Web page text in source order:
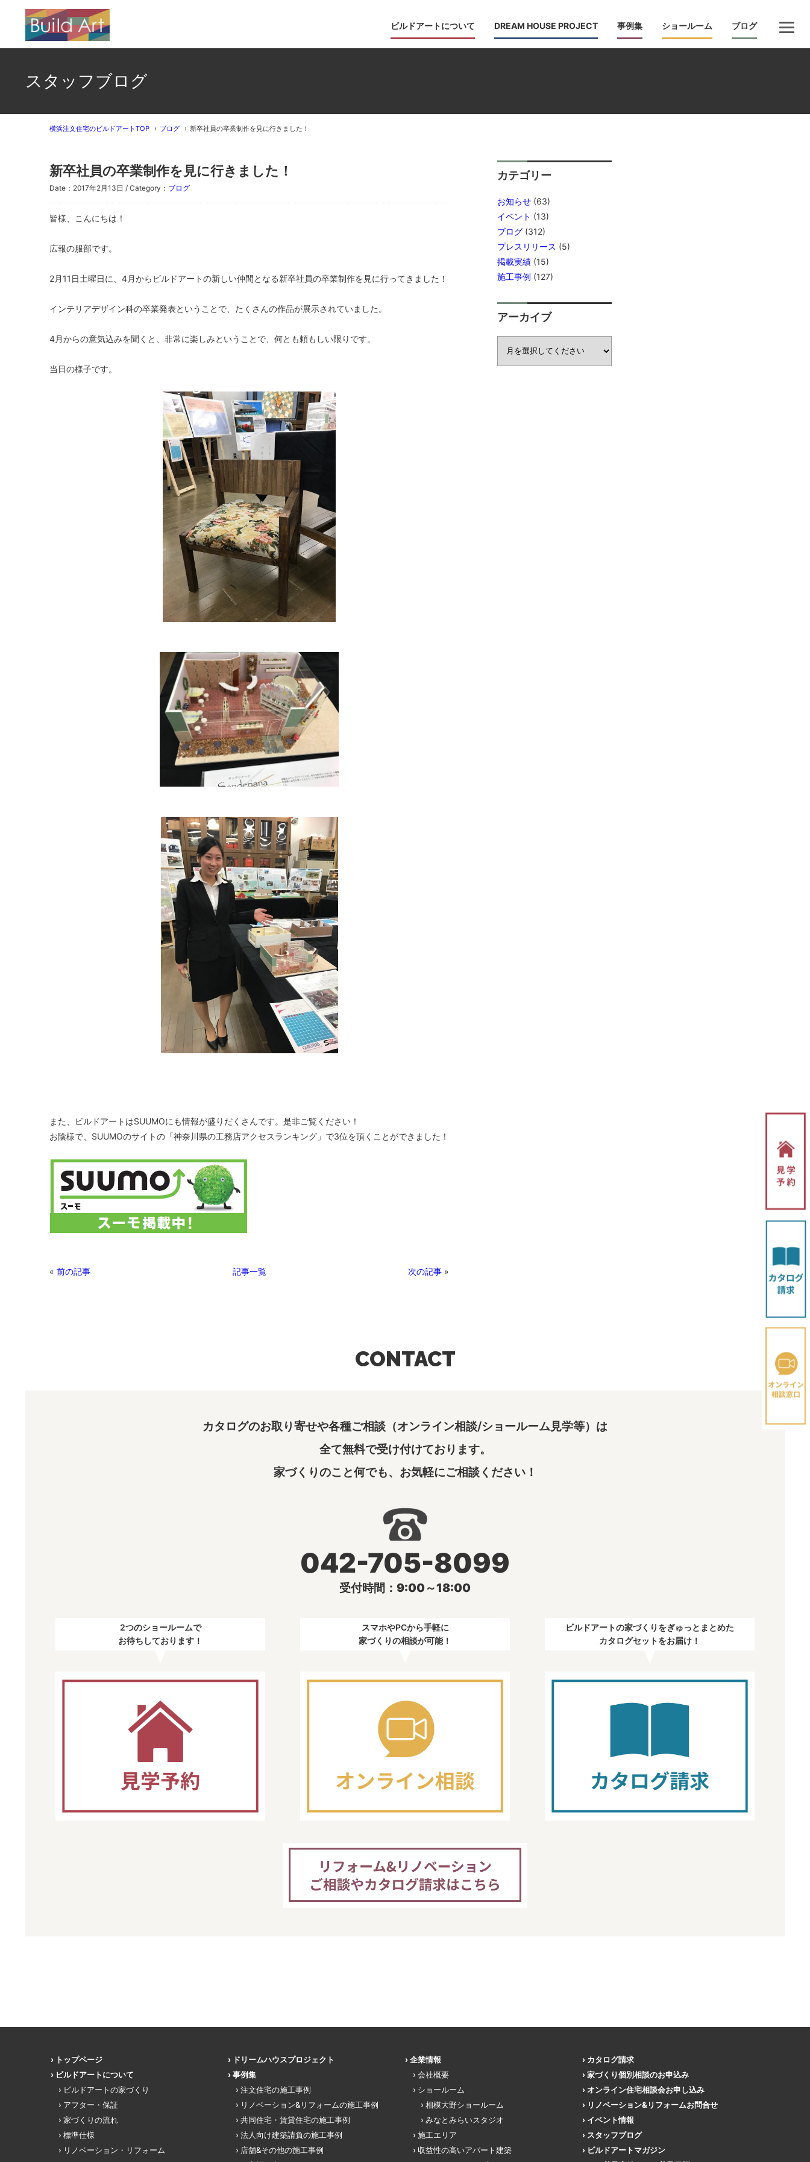
ビルドアートについて DREAM HOUSE PROJECT 事例集 ショールーム ブログ
スタッフブログ
横浜注文住宅のビルドアートTOP ブログ 新卒社員の卒業制作を見に行きました！
新卒社員の卒業制作を見に行きました！
Date：2017年2月13日 / Category： ブログ
皆様、こんにちは！
広報の服部です。
2月11日土曜日に、4月からビルドアートの新しい仲間となる新卒社員の卒業制作を見に行ってきました！
インテリアデザイン科の卒業発表ということで、たくさんの作品が展示されていました。
4月からの意気込みを聞くと、非常に楽しみということで、何とも頼もしい限りです。
当日の様子です。
また、ビルドアートはSUUMOにも情報が盛りだくさんです。是非ご覧ください！
お陰様で、SUUMOのサイトの「神奈川県の工務店アクセスランキング」で3位を頂くことができました！
記事一覧
« 前の記事 次の記事 »
カテゴリー
お知らせ (63)
イベント (13)
ブログ (312)
プレスリリース (5)
掲載実績 (15)
施工事例 (127)
アーカイブ
CONTACT
カタログのお取り寄せや各種ご相談（オンライン相談/ショールーム見学等）は
全て無料で受け付けております。
家づくりのこと何でも、お気軽にご相談ください！
042-705-8099
受付時間：9:00～18:00
2つのショールームで
お待ちしております！
スマホやPCから手軽に
家づくりの相談が可能！
ビルドアートの家づくりをぎゅっとまとめた
カタログセットをお届け！
トップページ
ビルドアートについて
ビルドアートの家づくり
アフター・保証
家づくりの流れ
標準仕様
リノベーション・リフォーム
ドリームハウスプロジェクト
事例集
注文住宅の施工事例
リノベーション&リフォームの施工事例
共同住宅・賃貸住宅の施工事例
法人向け建築請負の施工事例
店舗&その他の施工事例
企業情報
会社概要
ショールーム
相模大野ショールーム
みなとみらいスタジオ
施工エリア
収益性の高いアパート建築
カタログ請求
家づくり個別相談のお申込み
オンライン住宅相談会お申し込み
リノベーション&リフォームお問合せ
イベント情報
スタッフブログ
ビルドアートマガジン